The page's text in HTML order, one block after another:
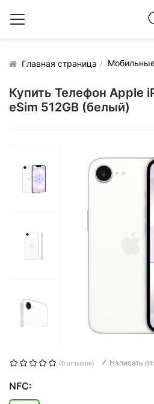
Главная страница
Купить Телефон Apple
eSim 512GB (белый)
(0 отзывов) Написать
NFC: